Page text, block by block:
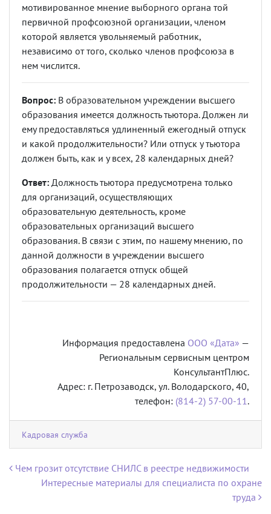
мотивированное мнение выборного органа той
первичной профсоюзной организации, членом
которой является увольняемый работник,
независимо от того, сколько членов профсоюза в
нем числится.
Вопрос: В образовательном учреждении высшего
образования имеется должность тьютора. Должен ли
ему предоставляться удлиненный ежегодный отпуск
и какой продолжительности? Или отпуск у тьютора
должен быть, как и у всех, 28 календарных дней?
Ответ: Должность тьютора предусмотрена только
для организаций, осуществляющих
образовательную деятельность, кроме
образовательных организаций высшего
образования. В связи с этим, по нашему мнению, по
данной должности в учреждении высшего
образования полагается отпуск общей
продолжительности — 28 календарных дней.
Информация предоставлена ООО «Дата» —
Региональным сервисным центром
КонсультантПлюс.
Адрес: г. Петрозаводск, ул. Володарского, 40,
телефон: (814-2) 57-00-11.
Кадровая служба
Навигация по записям
Чем грозит отсутствие СНИЛС в реестре недвижимости
Интересные материалы для специалиста по охране
труда